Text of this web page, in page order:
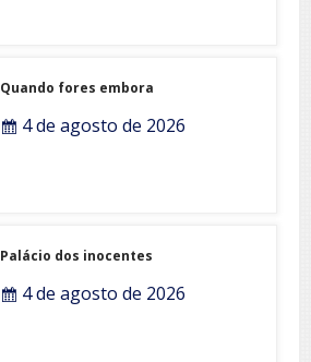
Quando fores embora
4 de agosto de 2026
Palácio dos inocentes
4 de agosto de 2026